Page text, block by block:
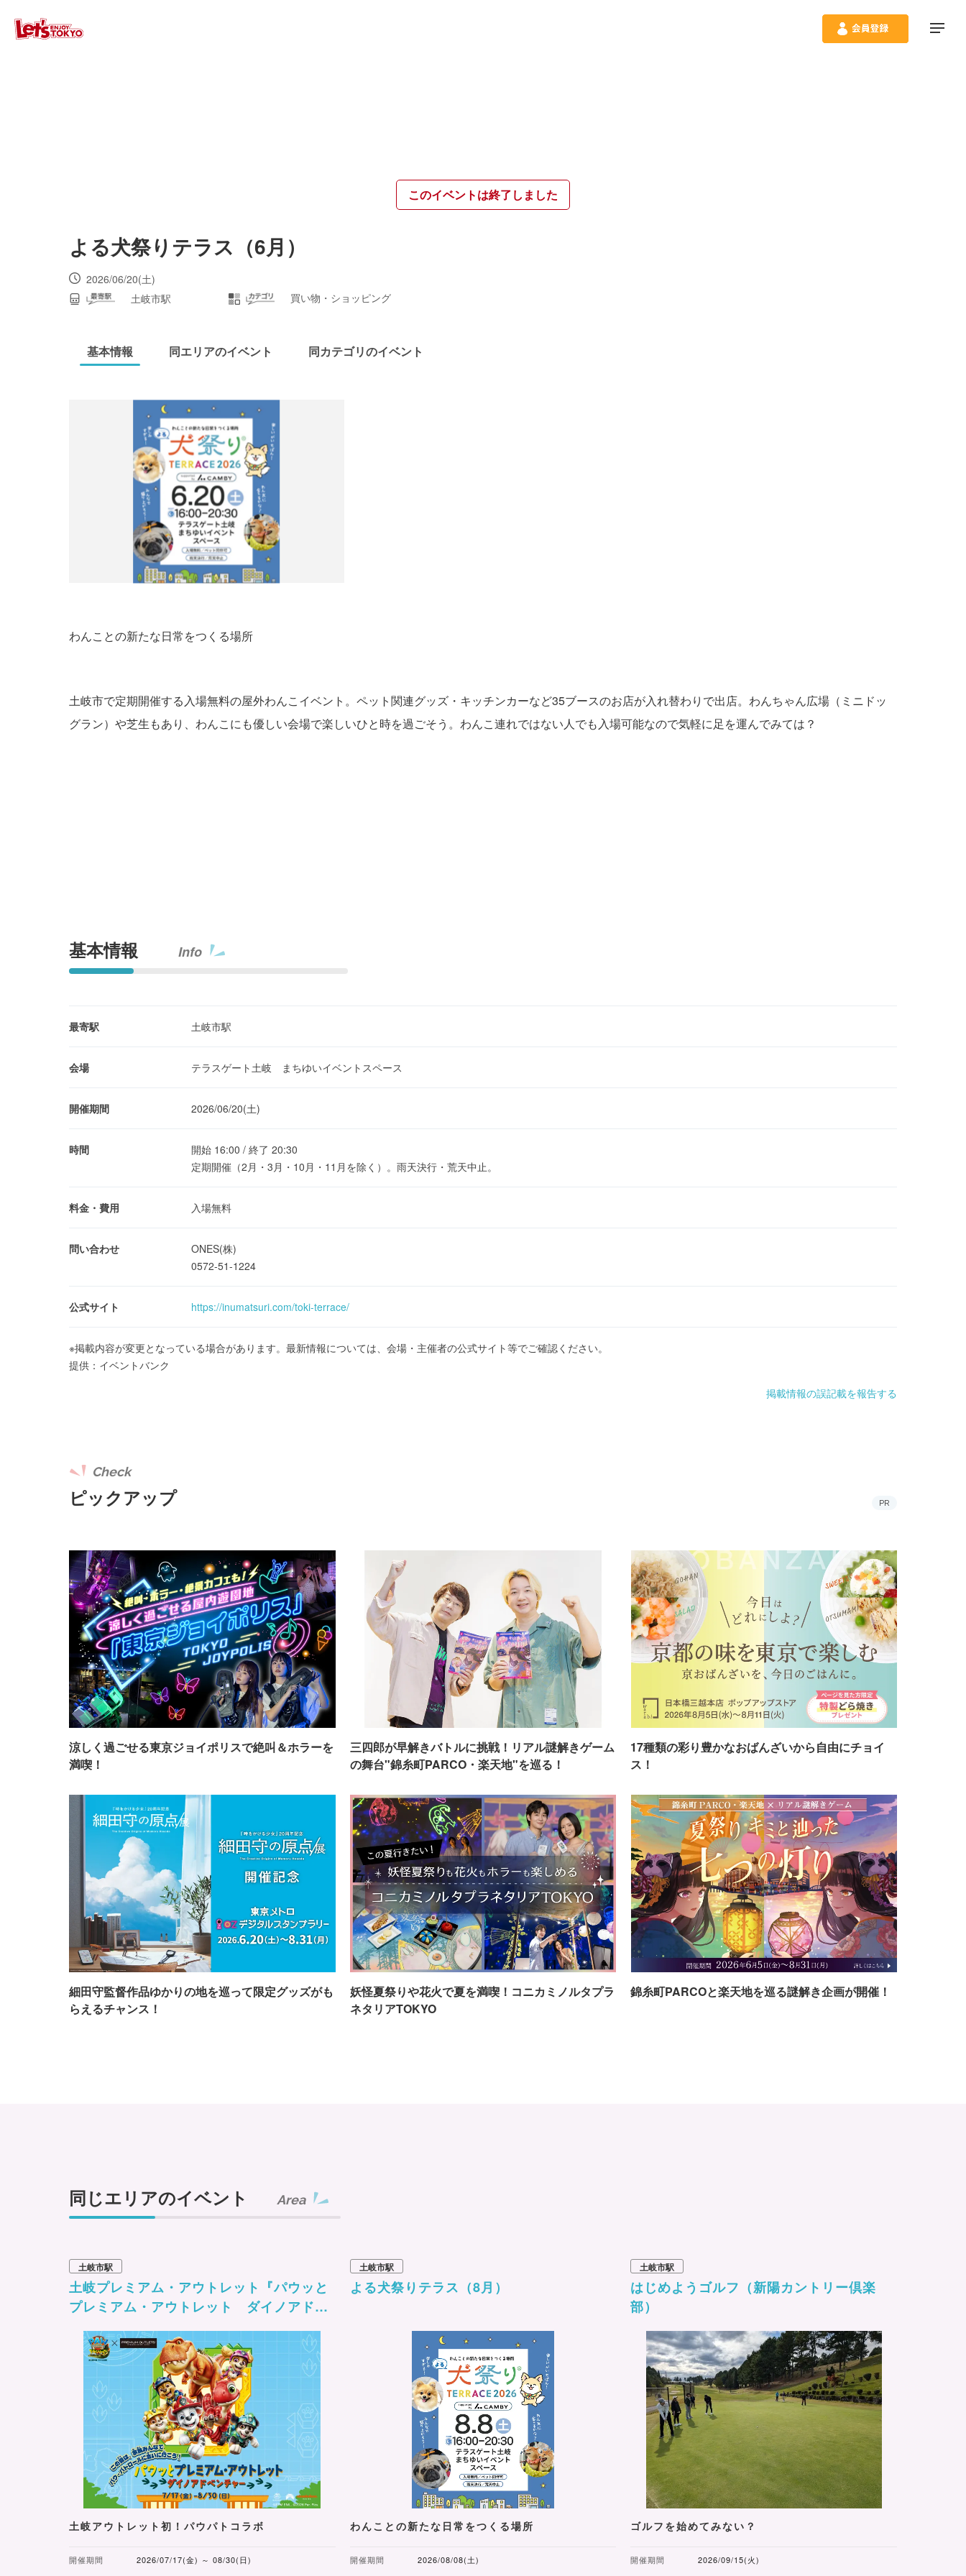
このイベントは終了しました
よる犬祭りテラス（6月）
2026/06/20(土)
土岐市駅
買い物・ショッピング
基本情報 同エリアのイベント 同カテゴリのイベント
わんことの新たな日常をつくる場所
土岐市で定期開催する入場無料の屋外わんこイベント。ペット関連グッズ・キッチンカーなど35ブースのお店が入れ替わりで出店。わんちゃん広場（ミニドッ
グラン）や芝生もあり、わんこにも優しい会場で楽しいひと時を過ごそう。わんこ連れではない人でも入場可能なので気軽に足を運んでみては？
基本情報 Info
最寄駅 土岐市駅
会場 テラスゲート土岐 まちゆいイベントスペース
開催期間 2026/06/20(土)
時間
開始 16:00 / 終了 20:30
定期開催（2月・3月・10月・11月を除く）。雨天決行・荒天中止。
料金・費用 入場無料
問い合わせ
ONES(株)
0572-51-1224
公式サイト https://inumatsuri.com/toki-terrace/
※掲載内容が変更となっている場合があります。最新情報については、会場・主催者の公式サイト等でご確認ください。
提供：イベントバンク
掲載情報の誤記載を報告する
ピックアップ
Check
PR
涼しく過ごせる東京ジョイポリスで絶叫＆ホラーを
満喫！
三四郎が早解きバトルに挑戦！リアル謎解きゲーム
の舞台"錦糸町PARCO・楽天地"を巡る！
17種類の彩り豊かなおばんざいから自由にチョイ
ス！
細田守監督作品ゆかりの地を巡って限定グッズがも
らえるチャンス！
妖怪夏祭りや花火で夏を満喫！コニカミノルタプラ
ネタリアTOKYO
錦糸町PARCOと楽天地を巡る謎解き企画が開催！
同じエリアのイベント Area
土岐市駅
土岐プレミアム・アウトレット『パウッと
プレミアム・アウトレット ダイノアドベ
土岐アウトレット初！パウパトコラボ
開催期間 2026/07/17(金) ～ 08/30(日)
土岐市駅
よる犬祭りテラス（8月）
わんことの新たな日常をつくる場所
開催期間 2026/08/08(土)
土岐市駅
はじめようゴルフ（新陽カントリー倶楽
部）
ゴルフを始めてみない？
開催期間 2026/09/15(火)